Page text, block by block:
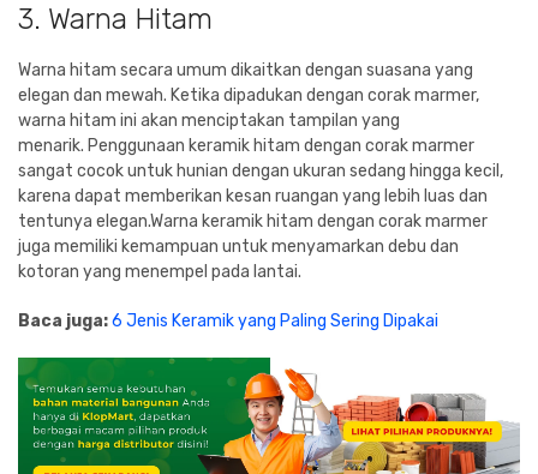
3. Warna Hitam
Warna hitam secara umum dikaitkan dengan suasana yang
elegan dan mewah. Ketika dipadukan dengan corak marmer,
warna hitam ini akan menciptakan tampilan yang
menarik. Penggunaan keramik hitam dengan corak marmer
sangat cocok untuk hunian dengan ukuran sedang hingga kecil,
karena dapat memberikan kesan ruangan yang lebih luas dan
tentunya elegan.Warna keramik hitam dengan corak marmer
juga memiliki kemampuan untuk menyamarkan debu dan
kotoran yang menempel pada lantai.
Baca juga:6 Jenis Keramik yang Paling Sering Dipakai